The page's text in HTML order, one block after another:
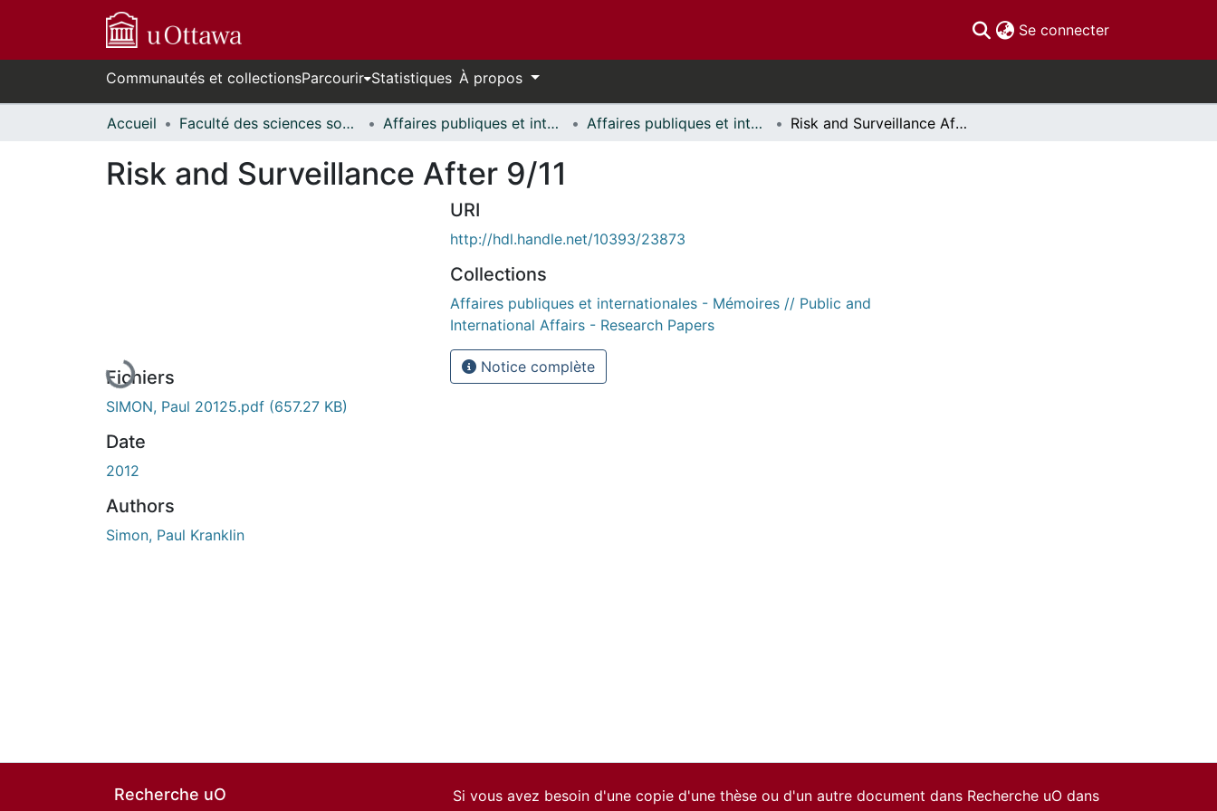
Se connecter(current)
Communautés et collectionsParcourir Statistiques À propos
Accueil Faculté des sciences sociales // Faculty of Social Sciences Affaires publiques et internationales // Public and International Affairs Affaires publiques et internationales - Mémoires // Public and International Affairs - Research Papers Risk and Surveillance After 9/11
Risk and Surveillance After 9/11
Fichiers
SIMON, Paul 20125.pdf (657.27 KB)
Date
2012
Authors
Simon, Paul Kranklin
URI
http://hdl.handle.net/10393/23873
Collections
Affaires publiques et internationales - Mémoires // Public and
International Affairs - Research Papers
Notice complète
Recherche uO
Si vous avez besoin d'une copie d'une thèse ou d'un autre document dans Recherche uO dans